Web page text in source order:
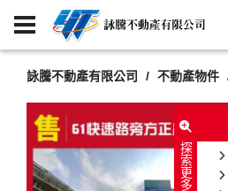
探索更多
詠騰不動產有限公司 不動產物件